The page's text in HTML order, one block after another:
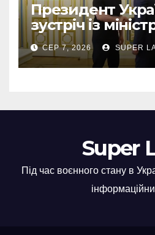
Президент
зустріч із
закордонних
Азербайджану
Байрамовим
СЕР 7, 2026 SUPER
Super
Під час воєнного стану в